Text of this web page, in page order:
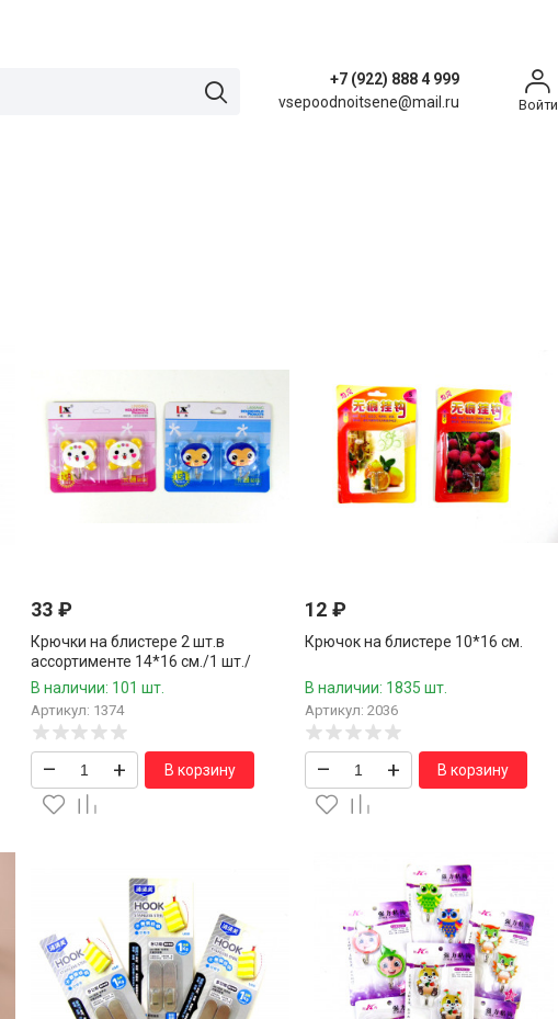
+7 (922) 888 4 999
vsepoodnoitsene@mail.ru
Войти
33₽
Крючки на блистере 2 шт.в
ассортименте 14*16 см./1 шт./
В наличии: 101 шт.
Артикул: 1374
– + В корзину
12 ₽
Крючок на блистере 10*16 см.
В наличии: 1835 шт.
Артикул: 2036
– + В корзину